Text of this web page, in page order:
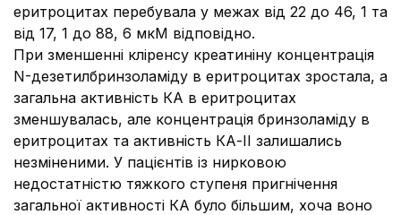
еритроцитах перебувала у межах від 22 до 46, 1 та
від 17, 1 до 88, 6 мкМ відповідно.
При зменшенні кліренсу креатиніну концентрація
N-дезетилбринзоламіду в еритроцитах зростала, а
загальна активність КА в еритроцитах
зменшувалась, але концентрація бринзоламіду в
еритроцитах та активність КА-II залишались
незміненими. У пацієнтів із нирковою
недостатністю тяжкого ступеня пригнічення
загальної активності КА було більшим, хоча воно